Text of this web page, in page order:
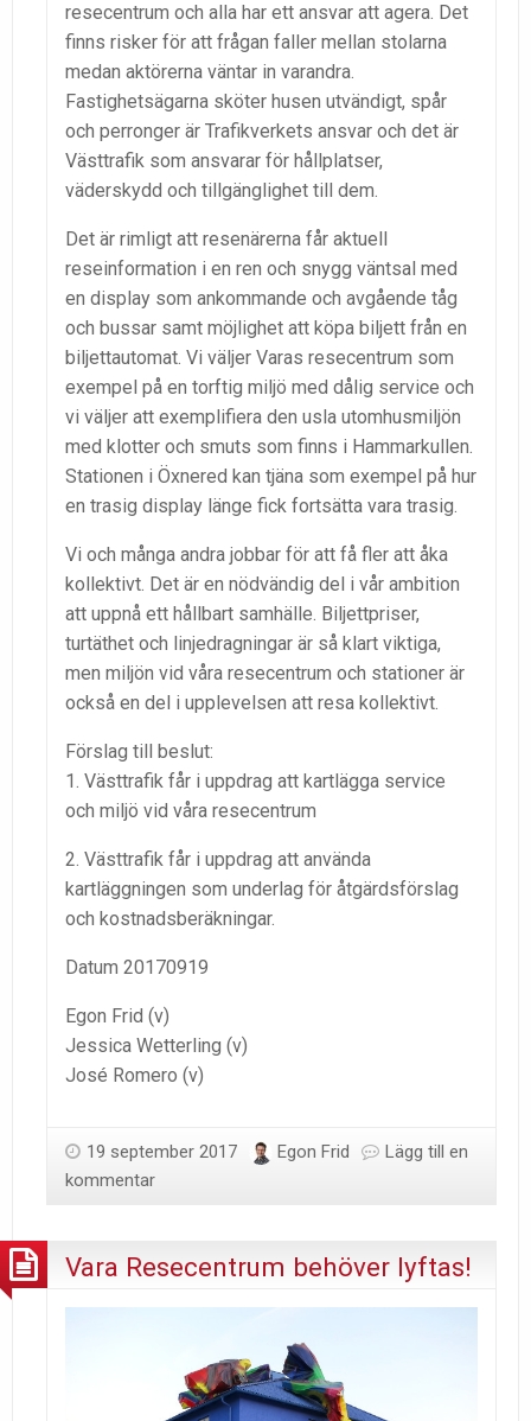
resecentrum och alla har ett ansvar att agera. Det
finns risker för att frågan faller mellan stolarna
medan aktörerna väntar in varandra.
Fastighetsägarna sköter husen utvändigt, spår
och perronger är Trafikverkets ansvar och det är
Västtrafik som ansvarar för hållplatser,
väderskydd och tillgänglighet till dem.
Det är rimligt att resenärerna får aktuell
reseinformation i en ren och snygg väntsal med
en display som ankommande och avgående tåg
och bussar samt möjlighet att köpa biljett från en
biljettautomat. Vi väljer Varas resecentrum som
exempel på en torftig miljö med dålig service och
vi väljer att exemplifiera den usla utomhusmiljön
med klotter och smuts som finns i Hammarkullen.
Stationen i Öxnered kan tjäna som exempel på hur
en trasig display länge fick fortsätta vara trasig.
Vi och många andra jobbar för att få fler att åka
kollektivt. Det är en nödvändig del i vår ambition
att uppnå ett hållbart samhälle. Biljettpriser,
turtäthet och linjedragningar är så klart viktiga,
men miljön vid våra resecentrum och stationer är
också en del i upplevelsen att resa kollektivt.
Förslag till beslut:
1. Västtrafik får i uppdrag att kartlägga service
och miljö vid våra resecentrum
2. Västtrafik får i uppdrag att använda
kartläggningen som underlag för åtgärdsförslag
och kostnadsberäkningar.
Datum 20170919
Egon Frid (v)
Jessica Wetterling (v)
José Romero (v)
19 september 2017 Egon Frid
Lägg till en
kommentar
Vara Resecentrum behöver lyftas!